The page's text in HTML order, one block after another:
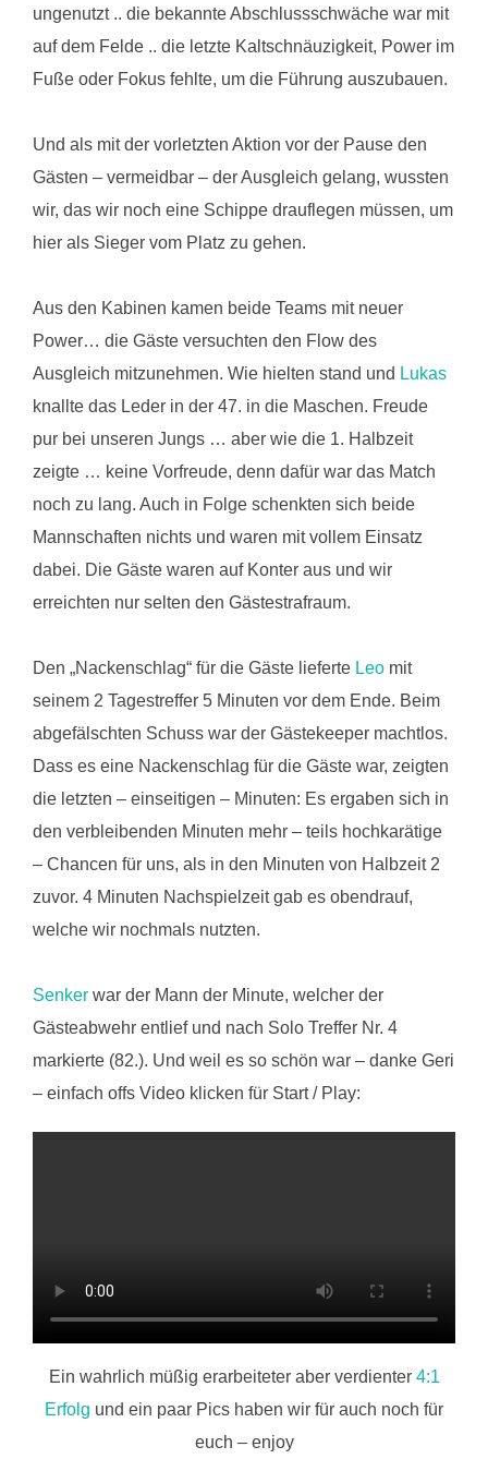
ungenutzt .. die bekannte Abschlussschwäche war mit
auf dem Felde .. die letzte Kaltschnäuzigkeit, Power im
Fuße oder Fokus fehlte, um die Führung auszubauen.
Und als mit der vorletzten Aktion vor der Pause den
Gästen – vermeidbar – der Ausgleich gelang, wussten
wir, das wir noch eine Schippe drauflegen müssen, um
hier als Sieger vom Platz zu gehen.
Aus den Kabinen kamen beide Teams mit neuer
Power… die Gäste versuchten den Flow des
Ausgleich mitzunehmen. Wie hielten stand und Lukas
knallte das Leder in der 47. in die Maschen. Freude
pur bei unseren Jungs … aber wie die 1. Halbzeit
zeigte … keine Vorfreude, denn dafür war das Match
noch zu lang. Auch in Folge schenkten sich beide
Mannschaften nichts und waren mit vollem Einsatz
dabei. Die Gäste waren auf Konter aus und wir
erreichten nur selten den Gästestrafraum.
Den „Nackenschlag“ für die Gäste lieferte Leo mit
seinem 2 Tagestreffer 5 Minuten vor dem Ende. Beim
abgefälschten Schuss war der Gästekeeper machtlos.
Dass es eine Nackenschlag für die Gäste war, zeigten
die letzten – einseitigen – Minuten: Es ergaben sich in
den verbleibenden Minuten mehr – teils hochkarätige
– Chancen für uns, als in den Minuten von Halbzeit 2
zuvor. 4 Minuten Nachspielzeit gab es obendrauf,
welche wir nochmals nutzten.
Senker war der Mann der Minute, welcher der
Gästeabwehr entlief und nach Solo Treffer Nr. 4
markierte (82.). Und weil es so schön war – danke Geri
– einfach offs Video klicken für Start / Play:
Ein wahrlich müßig erarbeiteter aber verdienter 4:1
Erfolg und ein paar Pics haben wir für auch noch für
euch – enjoy